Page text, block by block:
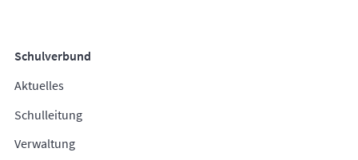
Schulverbund
Aktuelles
Schulleitung
Verwaltung